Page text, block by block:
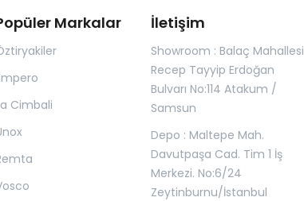
Markalar
Cimbali
İletişim
Showroom : Balaç Mahallesi
Recep Tayyip Erdoğan
Bulvarı No:114 Atakum /
Samsun
Depo : Maltepe Mah.
Davutpaşa Cad. Tim 1 İş
Merkezi. No:6/24
Zeytinburnu/İstanbul